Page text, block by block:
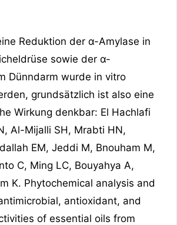
Reduktion der α-Amylase in
sowie der α-
Dünndarm wurde in vitro
grundsätzlich ist also eine
Wirkung denkbar: El Hachlafi
Al-Mijalli SH, Mrabti HN,
EM, Jeddi M, Bnouham M,
C, Ming LC, Bouyahya A,
K. Phytochemical analysis and
antioxidant, and
of essential oils from